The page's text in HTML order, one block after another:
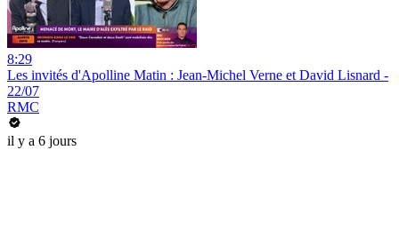
8:29
Les invités d'Apolline Matin : Jean-Michel Verne et David Lisnard -
22/07
RMC
il y a 6 jours